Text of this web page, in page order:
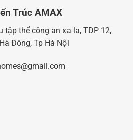
Trúc AMAX
tập thể công an xa la, TDP 12,
Đông, Tp Hà Nội